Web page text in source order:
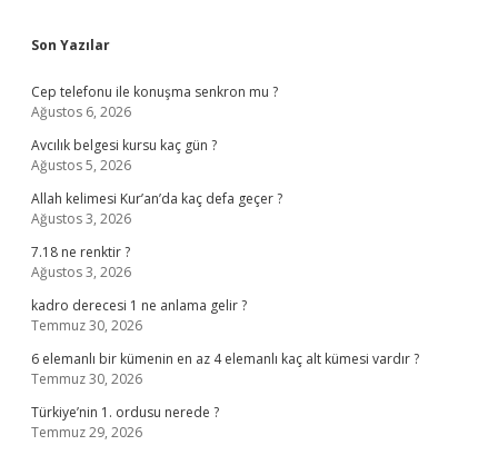
Sidebar
Son Yazılar
Cep telefonu ile konuşma senkron mu ?
Ağustos 6, 2026
Avcılık belgesi kursu kaç gün ?
Ağustos 5, 2026
Allah kelimesi Kur’an’da kaç defa geçer ?
Ağustos 3, 2026
7.18 ne renktir ?
Ağustos 3, 2026
kadro derecesi 1 ne anlama gelir ?
Temmuz 30, 2026
6 elemanlı bir kümenin en az 4 elemanlı kaç alt kümesi vardır ?
Temmuz 30, 2026
Türkiye’nin 1. ordusu nerede ?
Temmuz 29, 2026